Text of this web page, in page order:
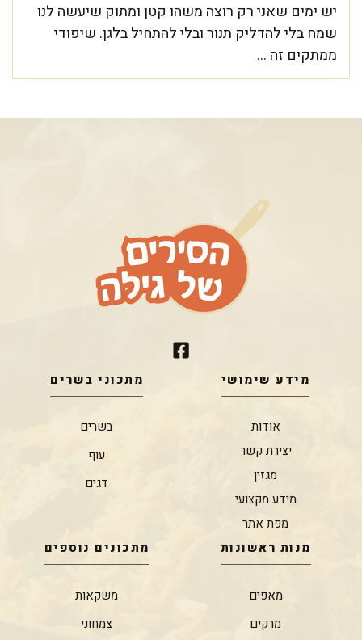
יש ימים שאני רק רוצה משהו קטן ומתוק שיעשה לנו
שמח בלי להדליק תנור ובלי להתחיל בלגן. שיפודי
ממתקים זה ...
מידע שימושי
אודות
יצירת קשר
מגזין
מידע מקצועי
מפת אתר
מתכוני בשרים
בשרים
עוף
דגים
מנות ראשונות
מאפים
מרקים
מתכונים נוספים
משקאות
צמחוני